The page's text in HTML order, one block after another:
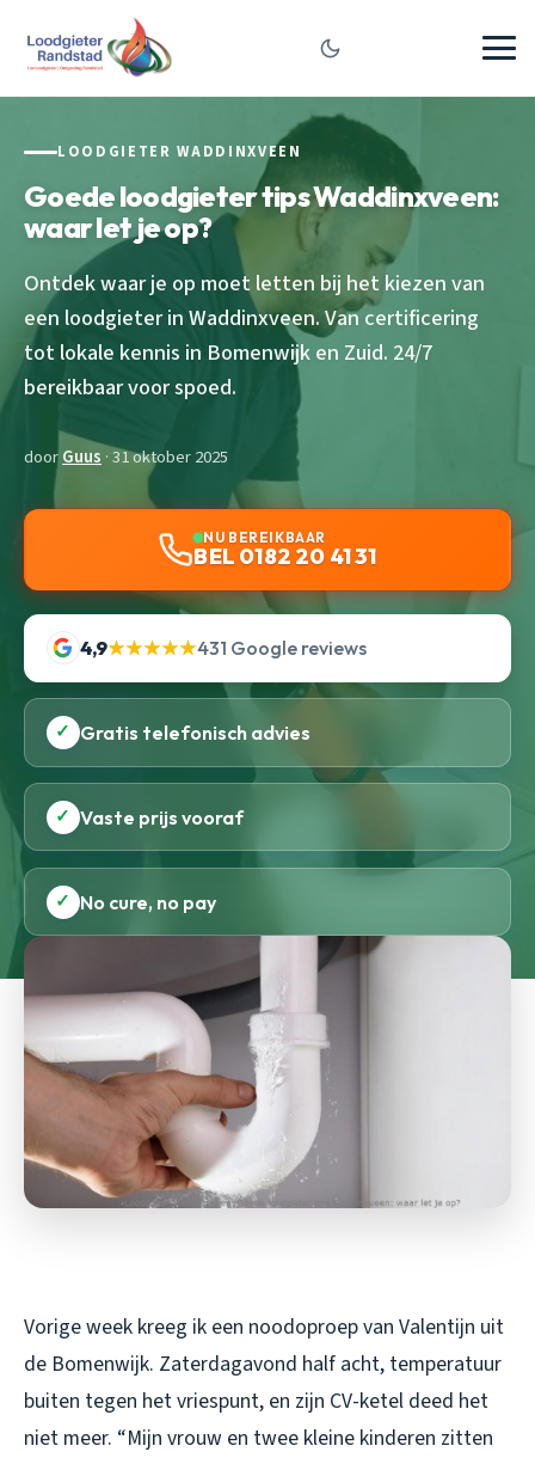
LOODGIETER WADDINXVEEN
Goede loodgieter tips Waddinxveen:
waar let je op?
Ontdek waar je op moet letten bij het kiezen van
een loodgieter in Waddinxveen. Van certificering
tot lokale kennis in Bomenwijk en Zuid. 24/7
bereikbaar voor spoed.
doorGuus · 31 oktober 2025
NU BEREIKBAAR
BEL 0182 20 41 31
4,9★★★★★431 Google reviews
✓ Gratis telefonisch advies
✓ Vaste prijs vooraf
✓ No cure, no pay
Vorige week kreeg ik een noodoproep van Valentijn uit
de Bomenwijk. Zaterdagavond half acht, temperatuur
buiten tegen het vriespunt, en zijn CV-ketel deed het
niet meer. “Mijn vrouw en twee kleine kinderen zitten